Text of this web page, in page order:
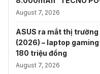
August 7, 2026
ASUS ra mắt thị trường
(2026) – laptop gaming
180 triệu đồng
August 7, 2026